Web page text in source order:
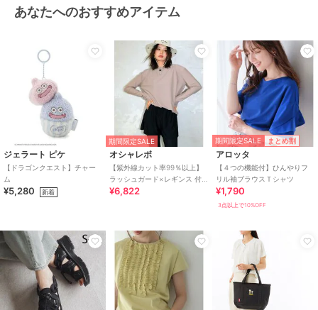
あなたへのおすすめアイテム
ジェラート ピケ
【ドラゴンクエスト】チャー
ム
¥5,280 新着
期間限定SALE
オシャレボ
【紫外線カット率99％以上】
ラッシュガード×レギンス 付
き タンキニ
¥6,822
期間限定SALE まとめ割
アロッタ
【４つの機能付】ひんやりフ
リル袖ブラウスＴシャツ
¥1,790
3点以上で10%OFF